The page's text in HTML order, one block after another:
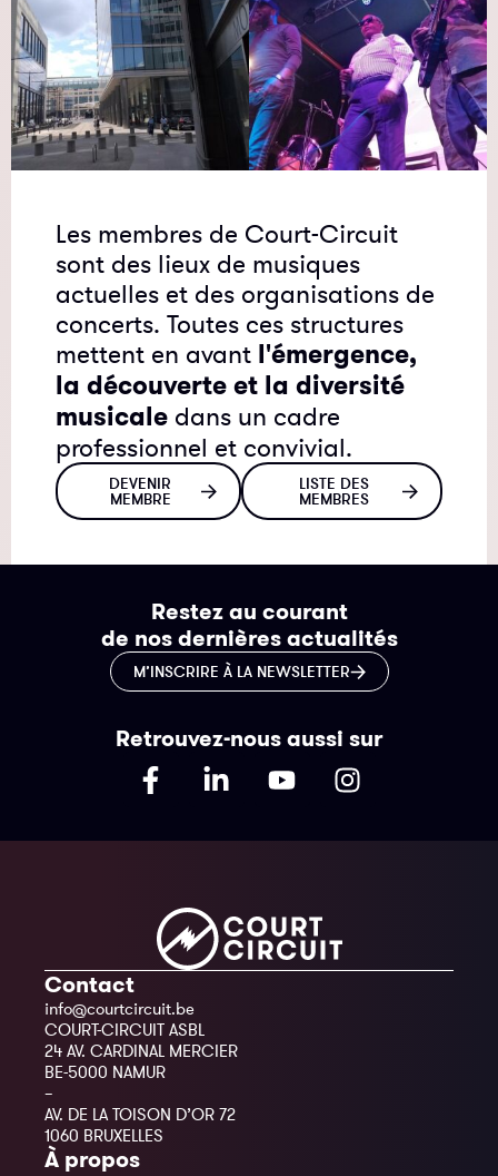
Les membres de Court-Circuit
sont des lieux de musiques
actuelles et des organisations de
concerts. Toutes ces structures
mettent en avant l'émergence,
la découverte et la diversité
musicale dans un cadre
professionnel et convivial.
DEVENIR
MEMBRE
LISTE DES
MEMBRES
Restez au courant
de nos dernières actualités
M’INSCRIRE À LA NEWSLETTER
Retrouvez-nous aussi sur
Contact
info@courtcircuit.be
COURT-CIRCUIT ASBL
24 AV. CARDINAL MERCIER
BE-5000 NAMUR
–
AV. DE LA TOISON D’OR 72
1060 BRUXELLES
À propos